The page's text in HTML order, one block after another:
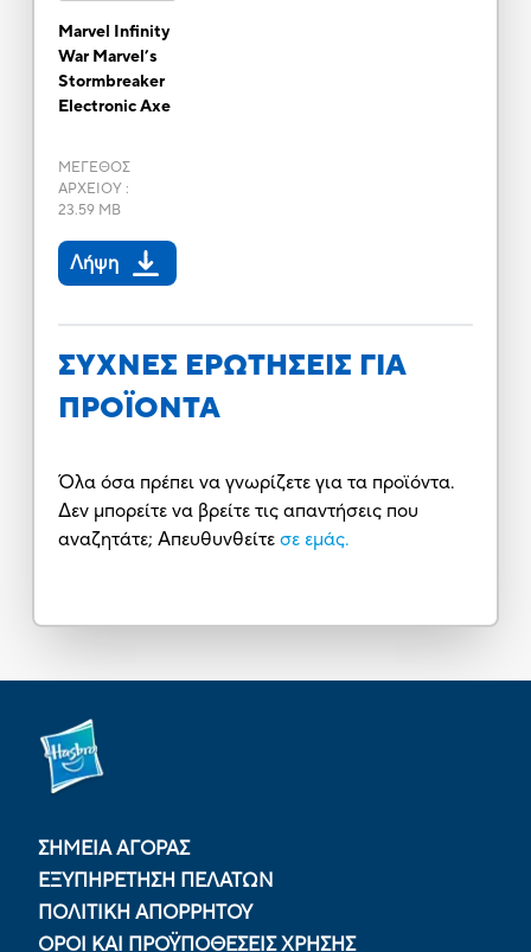
Marvel Infinity
War Marvel’s
Stormbreaker
Electronic Axe
ΜΕΓΕΘΟΣ
ΑΡΧΕΙΟΥ:
23.59 MB
Λήψη
ΣΥΧΝΕΣ ΕΡΩΤΗΣΕΙΣ ΓΙΑ
ΠΡΟΪΟΝΤΑ
Όλα όσα πρέπει να γνωρίζετε για τα προϊόντα.
Δεν μπορείτε να βρείτε τις απαντήσεις που
αναζητάτε; Απευθυνθείτε σε εμάς.
ΣΗΜΕΙΑ ΑΓΟΡΑΣ
ΕΞΥΠΗΡΕΤΗΣΗ ΠΕΛΑΤΩΝ
ΠΟΛΙΤΙΚΉ ΑΠΟΡΡΉΤΟΥ
ΟΡΟΙ ΚΑΙ ΠΡΟΫΠΟΘΕΣΕΙΣ ΧΡΗΣΗΣ